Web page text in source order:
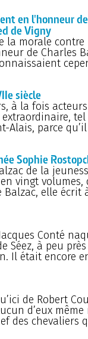
en l'honneur
de Vigny
la morale contre
de Charles
siècle
à la fois
Alais, parce
Sophie
de la
vingt
Balzac, elle écrit
Conté
Séez, à peu
Il était encore
de Robert
d’eux
des chevaliers